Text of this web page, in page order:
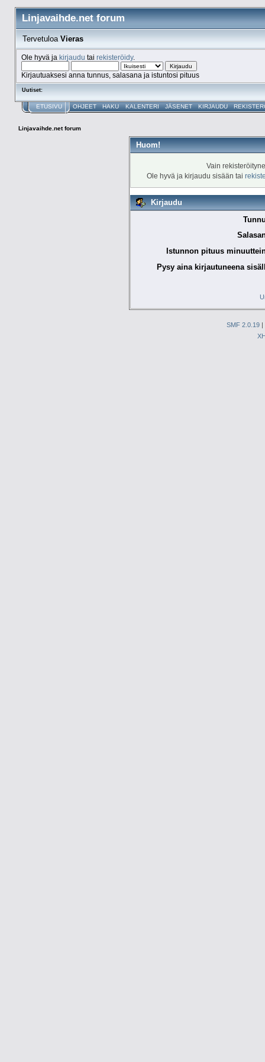
Linjavaihde.net forum
TervetuloaVieras
Ole hyvä ja kirjaudu tai rekisteröidy.
Kirjautuaksesi anna tunnus, salasana ja istuntosi pituus
Uutiset:
ETUSIVU OHJEET HAKU KALENTERI JÄSENET KIRJAUDU
Linjavaihde.net forum
Huom!
Vain
Ole hyvä ja kirjaudu sisään tai
Kirjaudu
Istunnon pituus
Pysy aina kirjautuneena
SMF 2.0.19